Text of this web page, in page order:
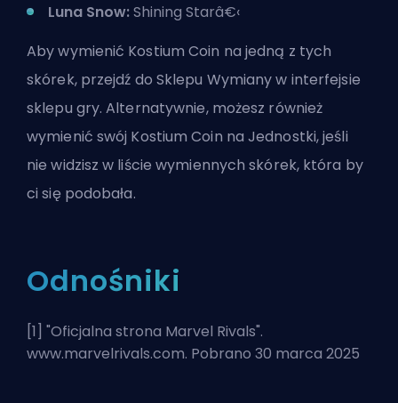
Luna Snow:Shining Starâ€‹
Aby wymienić Kostium Coin na jedną z tych
skórek, przejdź do Sklepu Wymiany w interfejsie
sklepu gry. Alternatywnie, możesz również
wymienić swój Kostium Coin na Jednostki, jeśli
nie widzisz w liście wymiennych skórek, która by
ci się podobała.
Odnośniki
[1] "Oficjalna strona Marvel Rivals".
www.marvelrivals.com. Pobrano 30 marca 2025